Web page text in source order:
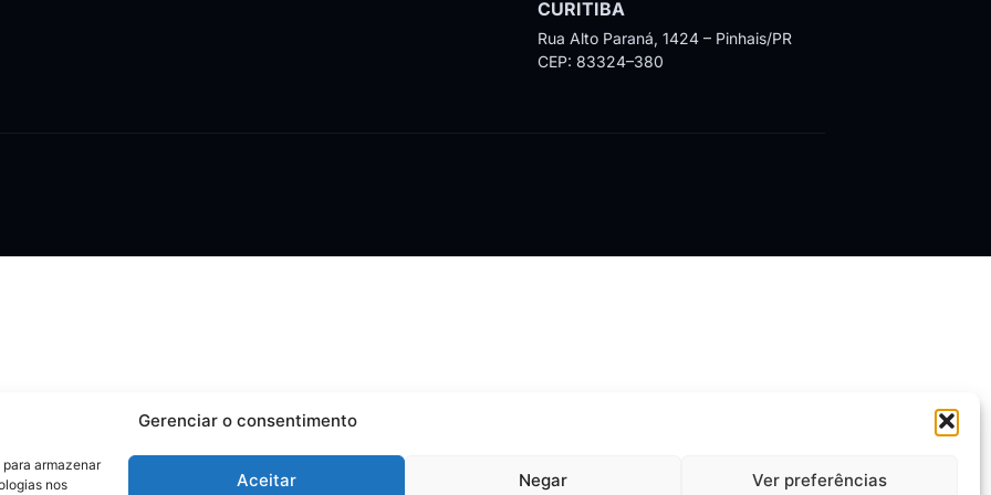
Gerenciar o consentimento
armazenar
nos
Aceitar Negar Ver preferências
CURITIBA
Rua Alto Paraná, 1424 – Pinhais/PR
CEP: 83324–380